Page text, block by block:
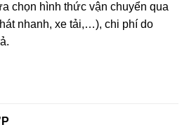
chọn hình thức vận chuyển qua
nhanh, xe tải,…), chi phí do